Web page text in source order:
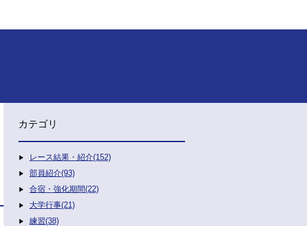
カテゴリ
レース結果・紹介(152)
部員紹介(93)
合宿・強化期間(22)
大学行事(21)
練習(38)